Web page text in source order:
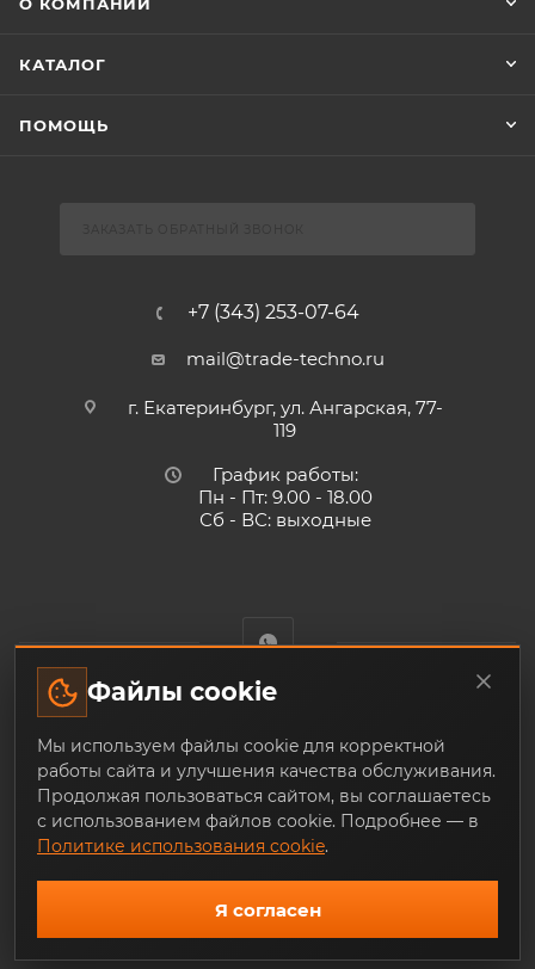
КАТАЛОГ
ПОМОЩЬ
+7 (343) 253-07-64
mail@trade-techno.ru
г. Екатеринбург, ул. Ангарская, 77-
119
График работы:
Пн - Пт: 9.00 - 18.00
Сб - ВС: выходные
инструмента с доставкой по Екатеринбургу и по всей
России, из наличия и под заказ
Файлы cookie
Мы используем файлы cookie для корректной
работы сайта и улучшения качества обслуживания.
Продолжая пользоваться сайтом, вы соглашаетесь
с использованием файлов cookie. Подробнее — в
Политике использования cookie.
Я согласен